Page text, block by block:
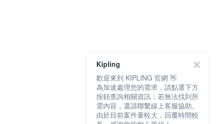
Kipling
歡迎來到 KIPLING 官網 👋
為加速處理您的需求，請點選下方
按鈕查詢相關資訊；若無法找到所
需內容，還請聯繫線上客服協助。
由於目前案件量較大，回覆時間較